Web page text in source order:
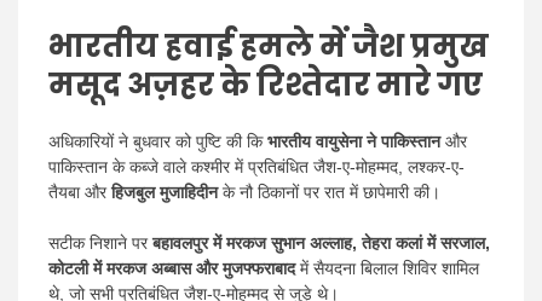
भारतीय हवाई हमले में जैश प्रमुख
मसूद अज़हर के रिश्तेदार मारे गए
अधिकारियों ने बुधवार को पुष्टि की किभारतीय वायुसेना ने पाकिस्तानऔर
पाकिस्तान के कब्जे वाले कश्मीर में प्रतिबंधित जैश-ए-मोहम्मद, लश्कर-ए-
तैयबा औरहिजबुल मुजाहिदीनके नौ ठिकानों पर रात में छापेमारी की।
सटीक निशाने परबहावलपुर में मरकज सुभान अल्लाह, तेहरा कलां में सरजाल,
कोटली में मरकज अब्बास और मुजफ्फराबादमें सैयदना बिलाल शिविर शामिल
थे, जो सभी प्रतिबंधित जैश-ए-मोहम्मद से जुड़े थे।